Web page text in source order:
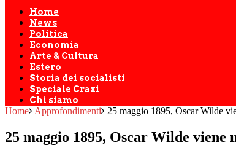
Home
News
Politica
Economia
Arte & Cultura
Estero
Storia dei socialisti
Speciale Craxi
Chi siamo
Home Approfondimenti 25 maggio 1895, Oscar Wilde
25 maggio 1895, Oscar Wilde